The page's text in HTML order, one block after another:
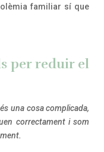
familiar sí que
per reduir el
una cosa complicada,
correctament i som